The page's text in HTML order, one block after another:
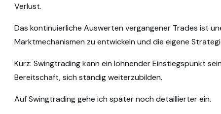
Verlust.
Das kontinuierliche Auswerten vergangener Trades ist
Marktmechanismen zu entwickeln und die eigene
Kurz: Swingtrading kann ein lohnender Einstiegspunkt
Bereitschaft, sich ständig weiterzubilden.
Auf Swingtrading gehe ich später noch detaillierter ein.